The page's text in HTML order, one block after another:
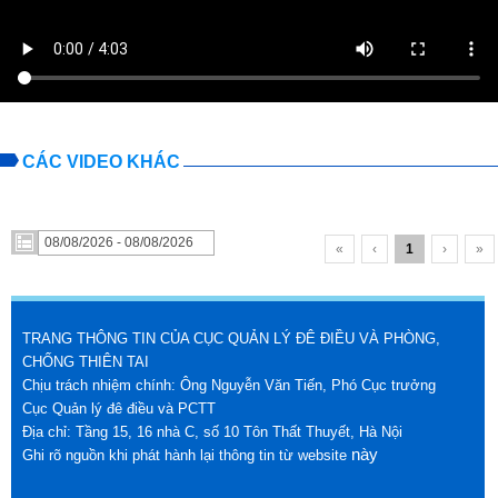
CÁC VIDEO KHÁC
« ‹ 1 › »
TRANG THÔNG TIN CỦA CỤC QUẢN LÝ ĐÊ ĐIỀU VÀ PHÒNG,
CHỐNG THIÊN TAI
Chịu trách nhiệm chính: Ông Nguyễn Văn Tiến, Phó Cục trưởng
Cục Quản lý đê điều và PCTT
Địa chỉ: Tầng 15, 16 nhà C, số 10 Tôn Thất Thuyết, Hà Nội
Ghi rõ nguồn khi phát hành lại thông tin từ website này